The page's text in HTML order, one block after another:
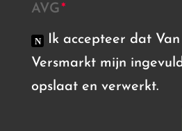
AVG
Ik accepteer dat
Versmarkt mijn
opslaat en verwerkt.